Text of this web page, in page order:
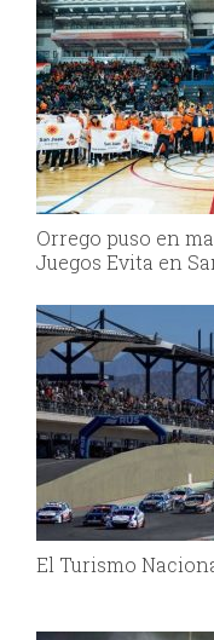
Orrego puso en
Juegos Evita en
El Turismo